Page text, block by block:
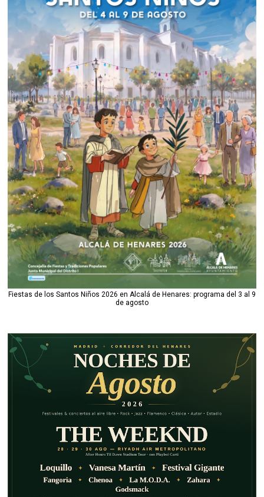
Fiestas de los Santos Niños 2026 en Alcalá de Henares: programa del 3 al 9
de agosto